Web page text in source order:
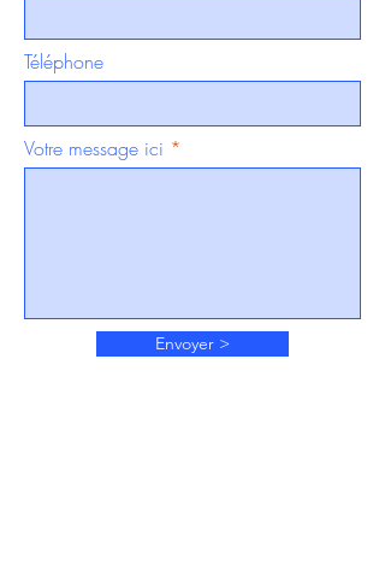
Téléphone
Votre message ici
Envoyer >